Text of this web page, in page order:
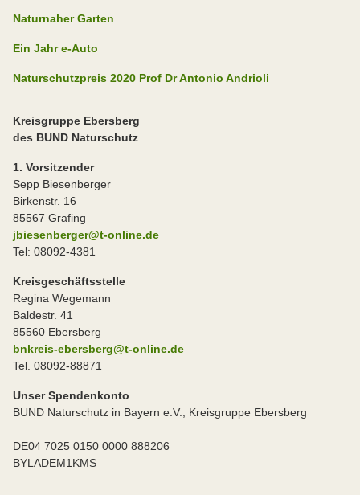
Naturnaher Garten
Ein Jahr e-Auto
Naturschutzpreis 2020 Prof Dr Antonio Andrioli
Kreisgruppe Ebersberg
des BUND Naturschutz
1. Vorsitzender
Sepp Biesenberger
Birkenstr. 16
85567 Grafing
jbiesenberger@t-online.de
Tel: 08092-4381
Kreisgeschäftsstelle
Regina Wegemann
Baldestr. 41
85560 Ebersberg
bnkreis-ebersberg@t-online.de
Tel. 08092-88871
Unser Spendenkonto
BUND Naturschutz in Bayern e.V., Kreisgruppe Ebersberg
DE04 7025 0150 0000 888206
BYLADEM1KMS